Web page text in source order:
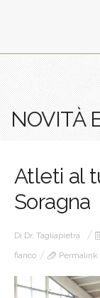
NOVITÀ
Atleti al
Soragna
Di Dr. Tagliapietra
fianco
Permalink